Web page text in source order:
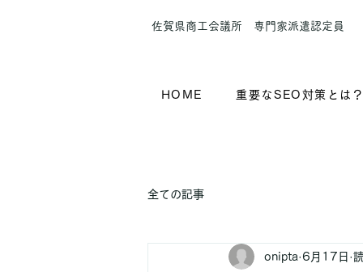
​佐賀県商工会議所 専門家派遣認定員
HOME 重要なSEO対策とは
全ての記事
onipta 6月17日